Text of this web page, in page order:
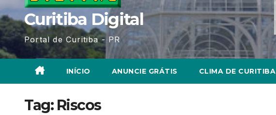
Curitiba Digital
Portal de Curitiba - PR
INÍCIO ANUNCIE GRÁTIS CLIMA DE CURITIBA
Tag: Riscos